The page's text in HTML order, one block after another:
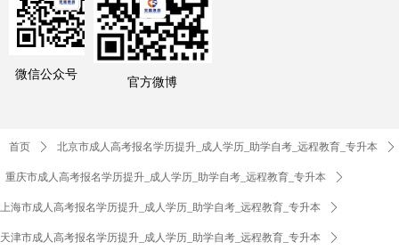
官方微博
微信公众号
首页 ꄲ 北京市成人高考报名学历提升_成人学历_助学自考_远程教育_专升本 ꄲ
重庆市成人高考报名学历提升_成人学历_助学自考_远程教育_专升本 ꄲ
上海市成人高考报名学历提升_成人学历_助学自考_远程教育_专升本 ꄲ
天津市成人高考报名学历提升_成人学历_助学自考_远程教育_专升本 ꄲ